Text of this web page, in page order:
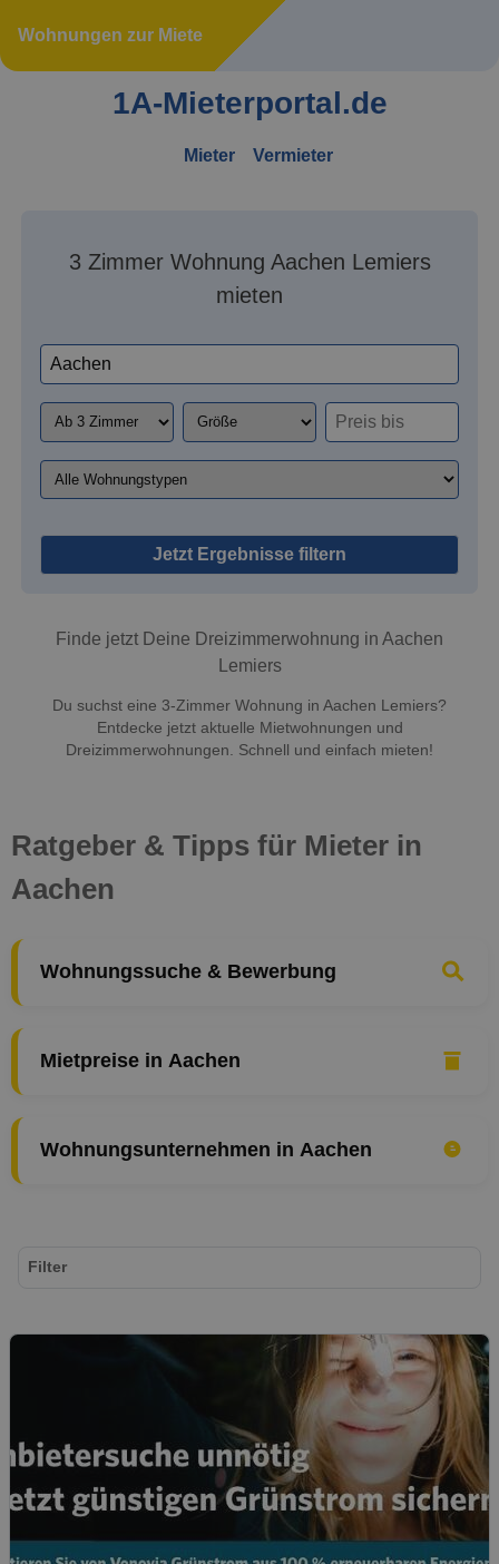
Wohnungen zur Miete
1A-Mieterportal.de
Mieter Vermieter
3 Zimmer Wohnung Aachen Lemiers
mieten
Jetzt Ergebnisse filtern
Finde jetzt Deine Dreizimmerwohnung in Aachen
Lemiers
Du suchst eine 3-Zimmer Wohnung in Aachen Lemiers?
Entdecke jetzt aktuelle Mietwohnungen und
Dreizimmerwohnungen. Schnell und einfach mieten!
Ratgeber & Tipps für Mieter in
Aachen
Wohnungssuche & Bewerbung
Mietpreise in Aachen
Wohnungsunternehmen in Aachen
Filter